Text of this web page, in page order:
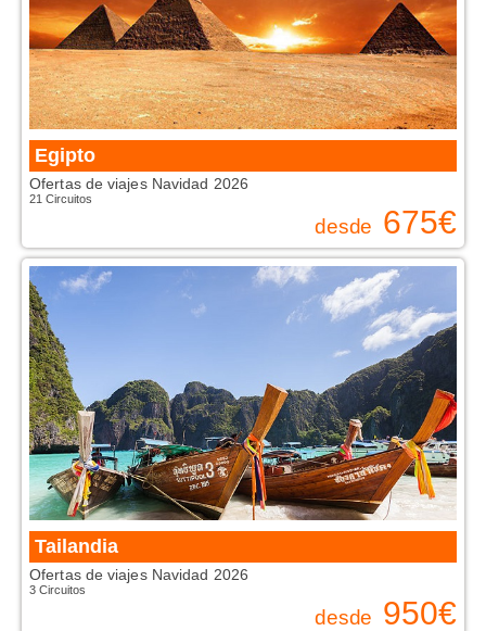
CRUCEROS
CIRCUITOS
DISNEY
TRIP PLANNER
Egipto
Ofertas de viajes Navidad 2026
21 Circuitos
desde 675€
Tailandia
Ofertas de viajes Navidad 2026
3 Circuitos
desde 950€